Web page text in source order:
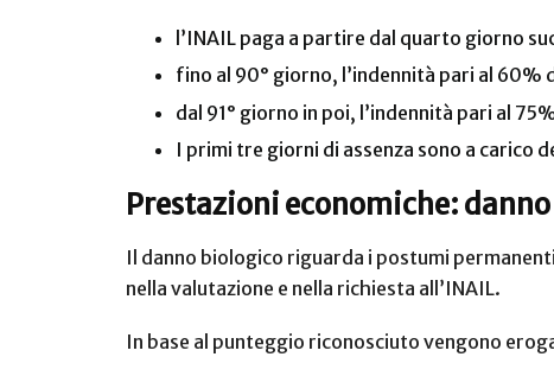
l’INAIL paga a partire dal quarto giorno
fino al 90° giorno, l’indennità pari al 60%
dal 91° giorno in poi, l’indennità pari al
I primi tre giorni di assenza sono a carico
Prestazioni economiche:
Il danno biologico riguarda i postumi
nella valutazione e nella richiesta all’INAIL.
In base al punteggio riconosciuto vengono